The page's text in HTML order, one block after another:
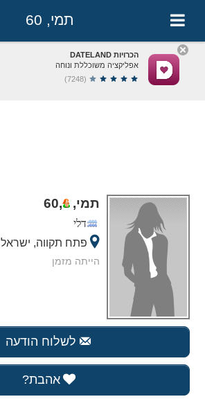
תמי, 60
הכרויות DATELAND
אפליקציה משוכללת ונוחה
(7248)
תמי, ,
60
דלי
פתח תקווה, ישראל
הייתה מזמן
לשלוח הודעה
אהבת?